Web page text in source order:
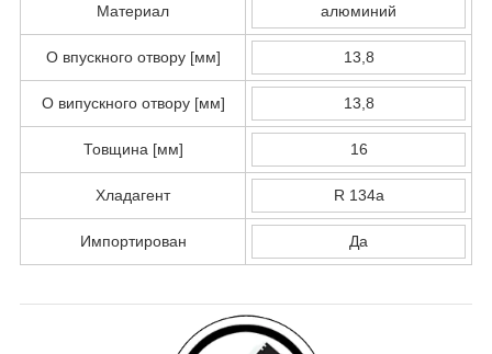
Материал алюминий
O впускного отвору [мм] 13,8
O випускного отвору [мм] 13,8
Товщина [мм] 16
Хладагент R 134a
Импортирован Да